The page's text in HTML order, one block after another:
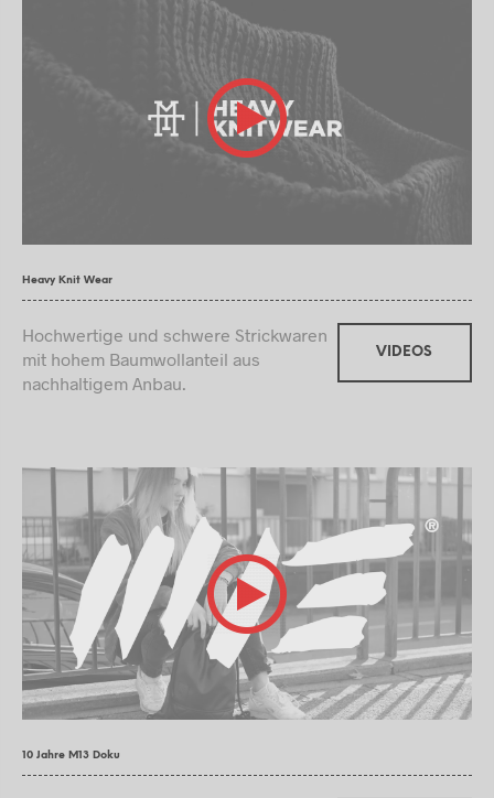
Heavy Knit Wear
Hochwertige und schwere Strickwaren
mit hohem Baumwollanteil aus
nachhaltigem Anbau.
VIDEOS
10 Jahre M13 Doku